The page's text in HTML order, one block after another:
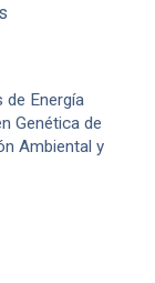
de Energía
Genética de
Ambiental y